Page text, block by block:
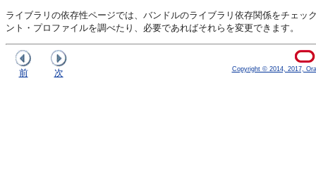
ライブラリの依存性ページでは、バンドルのライブラリ依存関係をチェ
ント・プロファイルを調べたり、必要であればそれらを変更できます。
前 次 Copyright © 2014, 2017,